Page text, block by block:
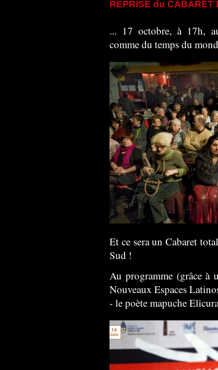
REPRISE du CABARET
... 17 octobre, à 17h,
comme du temps du
Et ce sera un Cabaret
Sud !
Au programme (grâce à
Nouveaux Espaces
- le poète mapuche